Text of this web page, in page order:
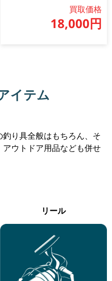
買取価格
18,000円
イテム
り具全般はもちろん、そ
ウトドア用品なども併せ
リール